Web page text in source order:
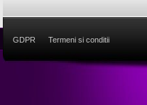
GDPR Termeni si conditii